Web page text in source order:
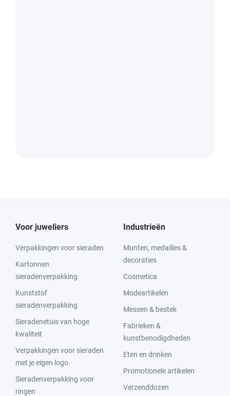
Voor juweliers
Verpakkingen voor sieraden
Kartonnen
sieradenverpakking
Kunststof
sieradenverpakking
Sieradenetuis van hoge
kwaliteit
Verpakkingen voor sieraden
met je eigen logo
Sieradenverpakking voor
ringen
Industrieën
Munten, medailles &
decoraties
Cosmetica
Modeartikelen
Messen & bestek
Fabrieken &
kunstbenodigdheden
Eten en drinken
Promotionele artikelen
Verzenddozen